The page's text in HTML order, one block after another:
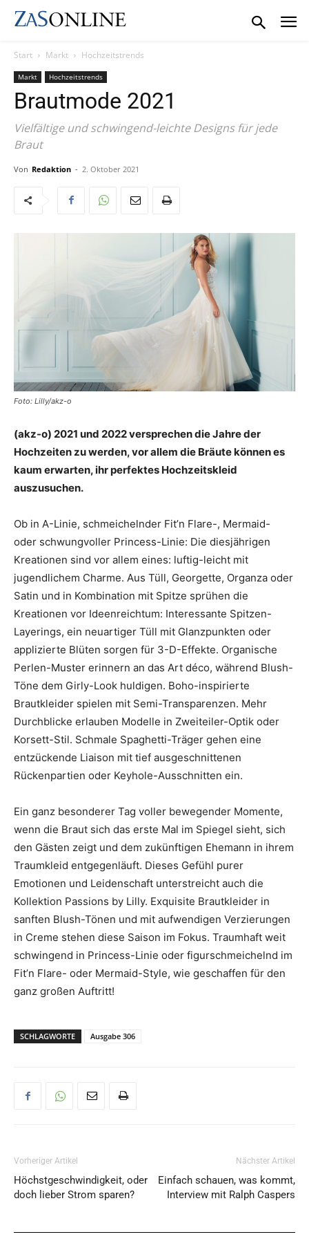
Start Markt Hochzeitstrends
Markt Hochzeitstrends
Brautmode 2021
Vielfältige und schwingend-leichte Designs für jede
Braut
Von Redaktion - 2. Oktober 2021
Foto: Lilly/akz-o
(akz-o) 2021 und 2022 versprechen die Jahre der
Hochzeiten zu werden, vor allem die Bräute können es
kaum erwarten, ihr perfektes Hochzeitskleid
auszusuchen.
Ob in A-Linie, schmeichelnder Fit’n Flare-, Mermaid-
oder schwungvoller Princess-Linie: Die diesjährigen
Kreationen sind vor allem eines: luftig-leicht mit
jugendlichem Charme. Aus Tüll, Georgette, Organza oder
Satin und in Kombination mit Spitze sprühen die
Kreationen vor Ideenreichtum: Interessante Spitzen-
Layerings, ein neuartiger Tüll mit Glanzpunkten oder
applizierte Blüten sorgen für 3-D-Effekte. Organische
Perlen-Muster erinnern an das Art déco, während Blush-
Töne dem Girly-Look huldigen. Boho-inspirierte
Brautkleider spielen mit Semi-Transparenzen. Mehr
Durchblicke erlauben Modelle in Zweiteiler-Optik oder
Korsett-Stil. Schmale Spaghetti-Träger gehen eine
entzückende Liaison mit tief ausgeschnittenen
Rückenpartien oder Keyhole-Ausschnitten ein.
Ein ganz besonderer Tag voller bewegender Momente,
wenn die Braut sich das erste Mal im Spiegel sieht, sich
den Gästen zeigt und dem zukünftigen Ehemann in ihrem
Traumkleid entgegenläuft. Dieses Gefühl purer
Emotionen und Leidenschaft unterstreicht auch die
Kollektion Passions by Lilly. Exquisite Brautkleider in
sanften Blush-Tönen und mit aufwendigen Verzierungen
in Creme stehen diese Saison im Fokus. Traumhaft weit
schwingend in Princess-Linie oder figurschmeichelnd im
Fit’n Flare- oder Mermaid-Style, wie geschaffen für den
ganz großen Auftritt!
SCHLAGWORTE Ausgabe 306
Vorheriger Artikel
Höchstgeschwindigkeit, oder
doch lieber Strom sparen?
Nächster Artikel
Einfach schauen, was kommt,
Interview mit Ralph Caspers